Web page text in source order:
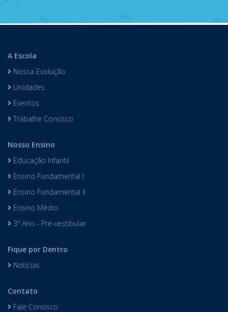
A Escola
Nossa Evolução
Unidades
Eventos
Trabalhe Conosco
Nosso Ensino
Educação Infantil
Ensino Fundamental I
Ensino Fundamental II
Ensino Médio
3º Ano - Pré-vestibular
Fique por Dentro
Notícias
Contato
Fale Conosco